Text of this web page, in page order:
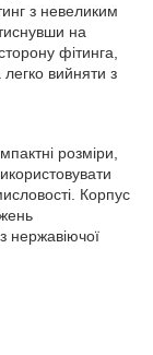
з невеликим
на
фітинга,
вийняти з
розміри,
Корпус
нержавіючої